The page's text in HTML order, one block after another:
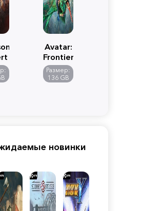
Avatar:
Frontiers
of
Pandora
Размер:
136 GB
новинки